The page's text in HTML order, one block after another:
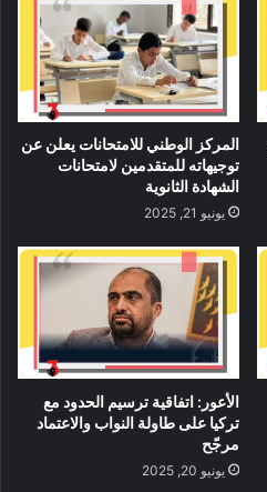
المركز الوطني للامتحانات يعلن عن
توجيهاته للمتقدمين لامتحانات
الشهادة الثانوية
يونيو 21, 2025
الأعور: اتفاقية ترسيم الحدود مع
تركيا على طاولة النواب والاعتماد
مرجّح
يونيو 20, 2025